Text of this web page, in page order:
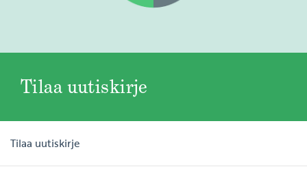
Tilaa uutiskirje
Tilaa uutiskirje